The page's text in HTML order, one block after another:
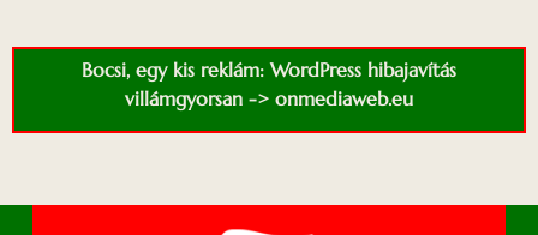
Bocsi, egy kis reklám: WordPress hibajavítás
villámgyorsan -> onmediaweb.eu